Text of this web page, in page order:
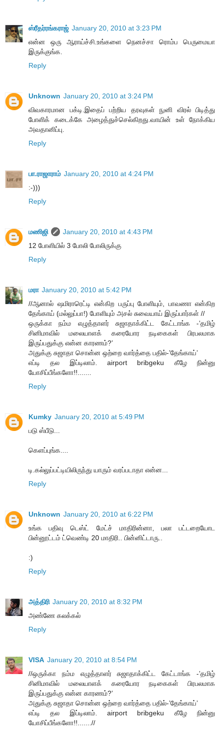
ஸ்ரீதர்ரங்கராஜ் January 20, 2010 at 3:23 PM
என்ன ஒரு ஆராய்ச்சி.உங்களை நெனச்சா ரொம்ப பெருமையா
இருக்குங்க.
Reply
Unknown January 20, 2010 at 3:24 PM
விவகாரமான பக்டி.இதைப் பற்றிய தரவுகள் நுனி விரல் பிடித்து
போளிக் கடைக்கே அழைத்துச்செல்கிறது.வாயின் உள் நோக்கிய
அவதானிப்பு.
Reply
பா.ராஜாராம் January 20, 2010 at 4:24 PM
:-)))
Reply
மணிஜி
January 20, 2010 at 4:43 PM
12 போளியில் 3 போலி போலிருக்கு
Reply
மரா January 20, 2010 at 5:42 PM
//ஆனால் ஷமிராரெட்டி என்கிற பருப்பு போளியும், பாவணா என்கிற
தேங்காய் (மல்லுப்பா!) போளியும் அசல் சுவையாய் இருப்பார்கள் //
ஒருக்கா நம்ம எழுத்தாளர் சுஜாதாக்கிட்ட கேட்டாங்க -’தமிழ்
சினிமாவில் மலையாளக் கரையோர நடிகைகள் பிரபலமாக
இருப்பதுக்கு என்ன காரணம்?’
அதுக்கு சுஜாதா சொன்ன ஒற்றை வார்த்தை பதில்-’தேங்காய்’
எப்டி தல இப்டிலாம். airport bribgeku கீழே நின்னு
யோசிப்பீங்களோ!!.......
Reply
Kumky January 20, 2010 at 5:49 PM
படு ஸ்பீடு...
கெளப்புங்க....
டி.கல்லுப்பட்டியிலிருந்து யாரும் வரப்படாதா என்ன...
Reply
Unknown January 20, 2010 at 6:22 PM
உங்க பதிவு டெஸ்ட் மேட்ச் மாதிரின்னா, பலா பட்டறையோட
பின்னூட்டம் ட்வெண்டி 20 மாதிரி.. பின்னிட்டாரு..
:)
Reply
அத்திரி January 20, 2010 at 8:32 PM
அண்ணே கலக்கல்
Reply
VISA January 20, 2010 at 8:54 PM
//ஒருக்கா நம்ம எழுத்தாளர் சுஜாதாக்கிட்ட கேட்டாங்க -’தமிழ்
சினிமாவில் மலையாளக் கரையோர நடிகைகள் பிரபலமாக
இருப்பதுக்கு என்ன காரணம்?’
அதுக்கு சுஜாதா சொன்ன ஒற்றை வார்த்தை பதில்-’தேங்காய்’
எப்டி தல இப்டிலாம். airport bribgeku கீழே நின்னு
யோசிப்பீங்களோ!!.......//